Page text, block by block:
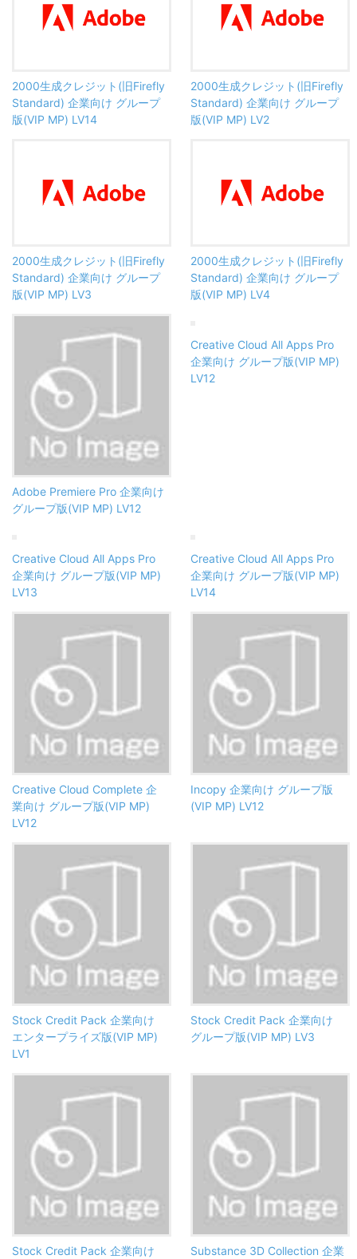
2000生成クレジット(旧Firefly
Standard) 企業向け グループ
版(VIP MP) LV14
2000生成クレジット(旧Firefly
Standard) 企業向け グループ
版(VIP MP) LV2
2000生成クレジット(旧Firefly
Standard) 企業向け グループ
版(VIP MP) LV3
2000生成クレジット(旧Firefly
Standard) 企業向け グループ
版(VIP MP) LV4
Adobe Premiere Pro 企業向け
グループ版(VIP MP) LV12
Creative Cloud All Apps Pro
企業向け グループ版(VIP MP)
LV12
Creative Cloud All Apps Pro
企業向け グループ版(VIP MP)
LV13
Creative Cloud All Apps Pro
企業向け グループ版(VIP MP)
LV14
Creative Cloud Complete 企
業向け グループ版(VIP MP)
LV12
Incopy 企業向け グループ版
(VIP MP) LV12
Stock Credit Pack 企業向け
エンタープライズ版(VIP MP)
LV1
Stock Credit Pack 企業向け
グループ版(VIP MP) LV3
Stock Credit Pack 企業向け
Substance 3D Collection 企業